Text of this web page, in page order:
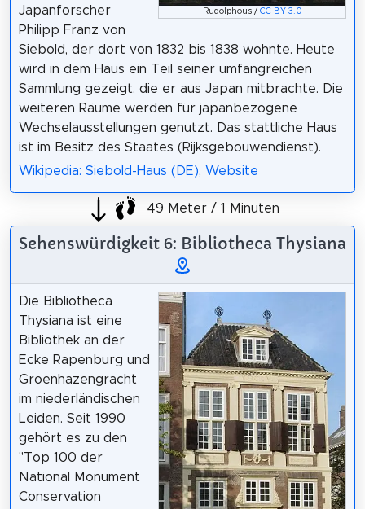
Rudolphous / CC BY 3.0
Japanforscher
Philipp Franz von
Siebold, der dort von 1832 bis 1838 wohnte. Heute
wird in dem Haus ein Teil seiner umfangreichen
Sammlung gezeigt, die er aus Japan mitbrachte. Die
weiteren Räume werden für japanbezogene
Wechselausstellungen genutzt. Das stattliche Haus
ist im Besitz des Staates (Rijksgebouwendienst).
Wikipedia: Siebold-Haus (DE), Website
49 Meter / 1 Minuten
Sehenswürdigkeit 6: Bibliotheca Thysiana
Die Bibliotheca
Thysiana ist eine
Bibliothek an der
Ecke Rapenburg und
Groenhazengracht
im niederländischen
Leiden. Seit 1990
gehört es zu den
"Top 100 der
National Monument
Conservation